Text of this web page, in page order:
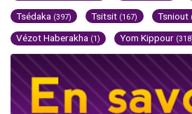
Tsédaka (397) Tsitsit (167) Tsniout
Vézot Haberakha (1) Yom Kippour